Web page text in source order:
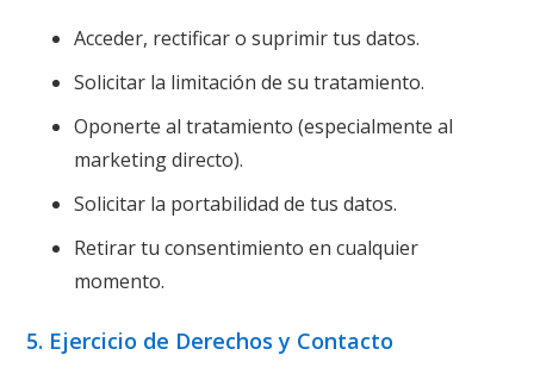
Acceder, rectificar o suprimir tus datos.
Solicitar la limitación de su tratamiento.
Oponerte al tratamiento (especialmente al
marketing directo).
Solicitar la portabilidad de tus datos.
Retirar tu consentimiento en cualquier
momento.
5. Ejercicio de Derechos y Contacto